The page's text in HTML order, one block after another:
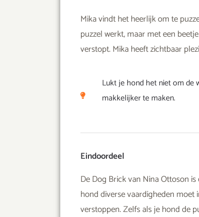
Mika vindt het heerlijk om te
puzzel werkt, maar met een
verstopt. Mika heeft zichtbaar
Lukt je hond het niet om de
makkelijker te maken.
Eindoordeel
De Dog Brick van Nina Ottoson
hond diverse vaardigheden moet
verstoppen. Zelfs als je hond de